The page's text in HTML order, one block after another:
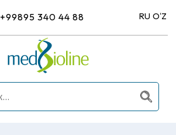
+99895 340 44 88 RU OʻZ